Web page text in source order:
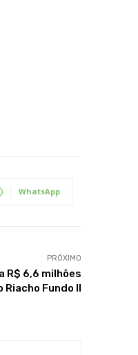
WhatsApp
PRÓXIMO
R$ 6,6 milhões
Fundo II